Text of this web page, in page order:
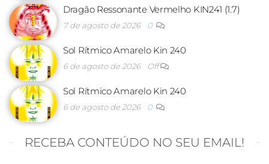
Dragão Ressonante Vermelho KIN241 (1.7)
7 de agosto de 2026 0
Sol Rítmico Amarelo Kin 240
6 de agosto de 2026 Off
Sol Rítmico Amarelo Kin 240
6 de agosto de 2026 0
RECEBA CONTEÚDO NO SEU EMAIL!